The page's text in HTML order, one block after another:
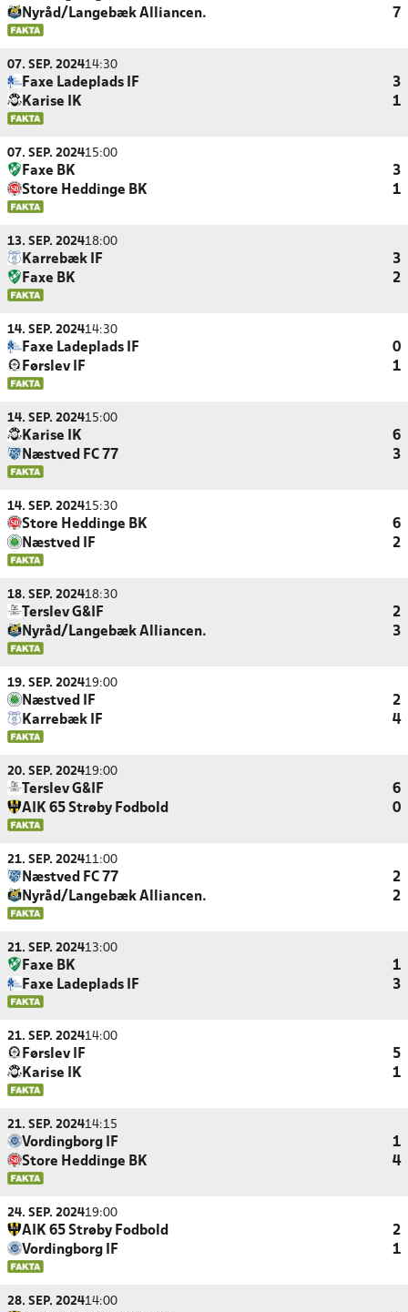
Nyråd/Langebæk Alliancen.
7
07. SEP. 202414:30
Faxe Ladeplads IF
3
Karise IK
1
07. SEP. 202415:00
Faxe BK
3
Store Heddinge BK
1
13. SEP. 202418:00
Karrebæk IF
3
Faxe BK
2
14. SEP. 202414:30
Faxe Ladeplads IF
0
Førslev IF
1
14. SEP. 202415:00
Karise IK
6
Næstved FC 77
3
14. SEP. 202415:30
Store Heddinge BK
6
Næstved IF
2
18. SEP. 202418:30
Terslev G&IF
2
Nyråd/Langebæk Alliancen.
3
19. SEP. 202419:00
Næstved IF
2
Karrebæk IF
4
20. SEP. 202419:00
Terslev G&IF
6
AIK 65 Strøby Fodbold
0
21. SEP. 202411:00
Næstved FC 77
2
Nyråd/Langebæk Alliancen.
2
21. SEP. 202413:00
Faxe BK
1
Faxe Ladeplads IF
3
21. SEP. 202414:00
Førslev IF
5
Karise IK
1
21. SEP. 202414:15
Vordingborg IF
1
Store Heddinge BK
4
24. SEP. 202419:00
AIK 65 Strøby Fodbold
2
Vordingborg IF
1
28. SEP. 202414:00